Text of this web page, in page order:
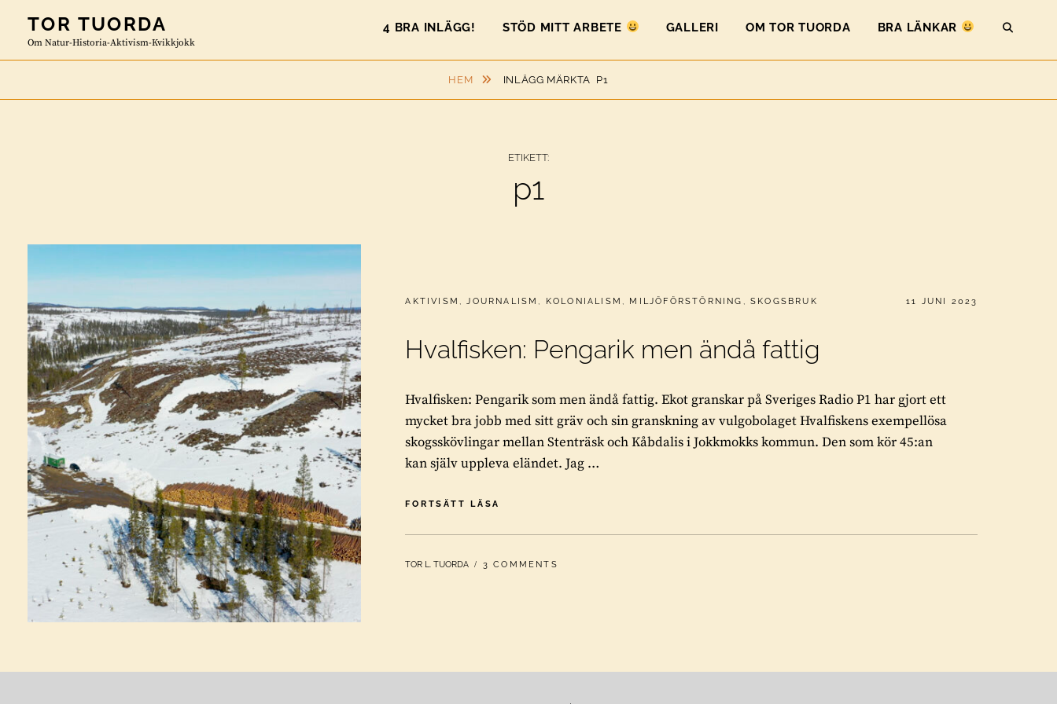
content
TOR TUORDA
Om Natur-Historia-Aktivism-Kvikkjokk
4 BRA INLÄGG! STÖD MITT ARBETE GALLERI OM TOR TUORDA BRA LÄNKAR
HEM INLÄGG MÄRKTA P1
ETIKETT:
p1
CATEGORIES:
AKTIVISM ,JOURNALISM , KOLONIALISM , MILJÖFÖRSTÖRNING ,SKOGSBRUK PUBLICERAT
11 JUNI 2023
Hvalfisken: Pengarik men ändå fattig
Hvalfisken: Pengarik som men ändå fattig. Ekot granskar på Sveriges Radio P1 har gjort ett
mycket bra jobb med sitt gräv och sin granskning av vulgobolaget Hvalfiskens exempellösa
skogsskövlingar mellan Stenträsk och Kåbdalis i Jokkmokks kommun. Den som kör 45:an
kan själv uppleva eländet. Jag …
FORTSÄTT LÄSA
MEN
FATTIG
BY
TOR L. TUORDA 3 COMMENTS